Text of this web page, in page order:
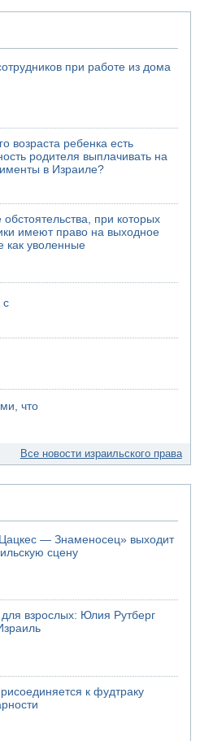
при работе из дома
возраста ребенка есть
родителя выплачивать на
в Израиле?
при которых
имеют право на выходное
как уволенные
с
что
Все новости израильского права
— Знаменосец» выходит
сцену
взрослых: Юлия Рутберг
к фудтраку